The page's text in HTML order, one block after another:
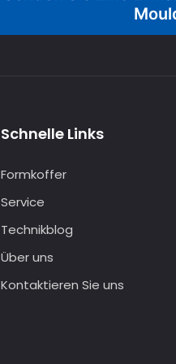
Schnelle Links
Formkoffer
Service
Technikblog
Über uns
Kontaktieren Sie uns